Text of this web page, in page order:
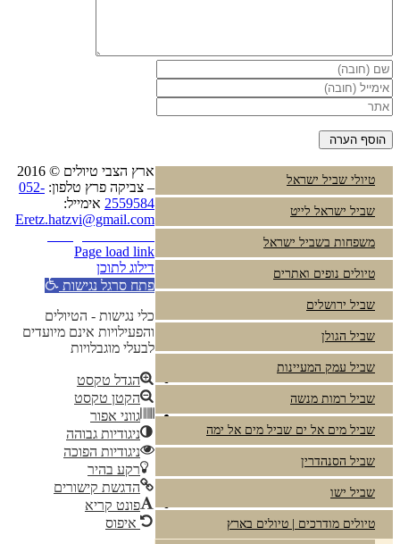
טיולי שביל ישראל
שביל ישראל לייט
משפחות בשביל ישראל
טיולים נופים ואתרים
שביל ירושלים
שביל הגולן
שביל עמק המעיינות
שביל רמות מנשה
שביל מים אל ים שביל מים אל ימה
שביל הסנהדרין
שביל ישו
טיולים מודרכים | טיולים בארץ
ארץ הצבי טיולים © 2016
– צביקה פרץ טלפון: 052-
2559584 אימייל:
Eretz.hatzvi@gmail.com
Page load link
דילוג לתוכן
פתח סרגל נגישות
כלי נגישות - הטיולים
והפעילויות אינם מיועדים
לבעלי מוגבלויות
הגדל טקסט
הקטן טקסט
גווני אפור
ניגודיות גבוהה
ניגודיות הפוכה
רקע בהיר
הדגשת קישורים
פונט קריא
איפוס